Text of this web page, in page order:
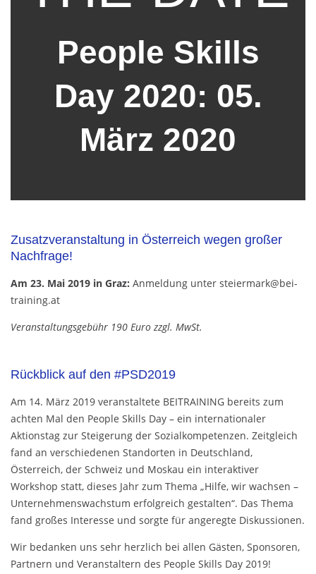
People Skills
Day 2020: 05.
März 2020
Zusatzveranstaltung in Österreich wegen großer
Nachfrage!
Am 23. Mai 2019 in Graz: Anmeldung unter steiermark@bei-
training.at
Veranstaltungsgebühr 190 Euro zzgl. MwSt.
Rückblick auf den #PSD2019
Am 14. März 2019 veranstaltete BEITRAINING bereits zum
achten Mal den People Skills Day – ein internationaler
Aktionstag zur Steigerung der Sozialkompetenzen. Zeitgleich
fand an verschiedenen Standorten in Deutschland,
Österreich, der Schweiz und Moskau ein interaktiver
Workshop statt, dieses Jahr zum Thema „Hilfe, wir wachsen –
Unternehmenswachstum erfolgreich gestalten“. Das Thema
fand großes Interesse und sorgte für angeregte Diskussionen.
Wir bedanken uns sehr herzlich bei allen Gästen, Sponsoren,
Partnern und Veranstaltern des People Skills Day 2019!